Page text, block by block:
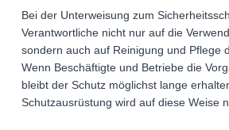
Bei der Unterweisung zum
Verantwortliche nicht nur auf die
sondern auch auf Reinigung und Pflege
Wenn Beschäftigte und Betriebe die
bleibt der Schutz möglichst lange
Schutzausrüstung wird auf diese Weise